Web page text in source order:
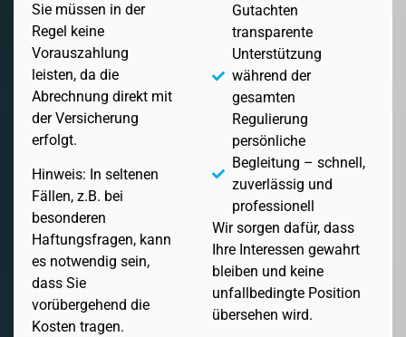
Sie müssen in der
Regel keine
Vorauszahlung
leisten, da die
Abrechnung direkt mit
der Versicherung
erfolgt.
Hinweis: In seltenen
Fällen, z.B. bei
besonderen
Haftungsfragen, kann
es notwendig sein,
dass Sie
vorübergehend die
Kosten tragen.
Gutachten
transparente
Unterstützung
während der
gesamten
Regulierung
persönliche
Begleitung – schnell,
zuverlässig und
professionell
Wir sorgen dafür, dass
Ihre Interessen gewahrt
bleiben und keine
unfallbedingte Position
übersehen wird.